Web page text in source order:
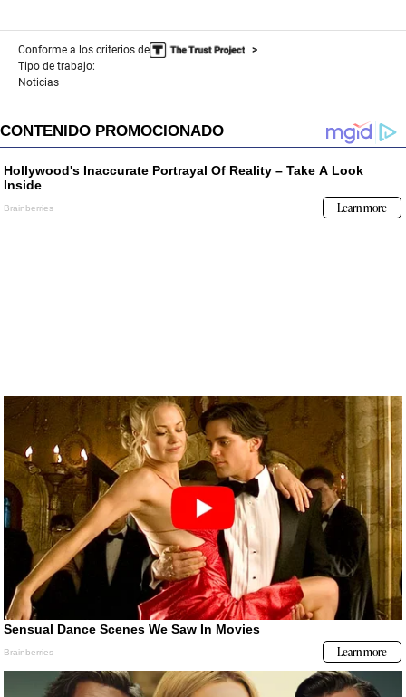
Conforme a los criterios de
Tipo de trabajo:
Noticias